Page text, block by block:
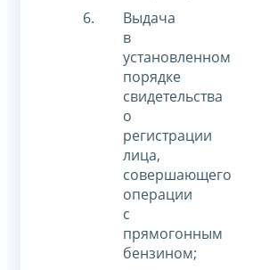
Выдача
в
установленном
порядке
свидетельства
о
регистрации
лица,
совершающего
операции
с
прямогонным
бензином;